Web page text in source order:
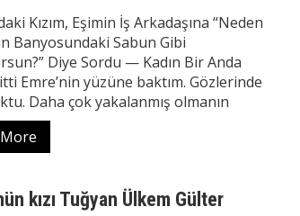
Kızım, Eşimin İş Arkadaşına “Neden
Banyosundaki Sabun Gibi
Diye Sordu — Kadın Bir Anda
Emre’nin yüzüne baktım. Gözlerinde
Daha çok yakalanmış olmanın
kızı Tuğyan Ülkem Gülter